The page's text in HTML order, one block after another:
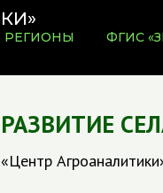
РЕГИОНЫ ФГИС
РАЗВИТИЕ
«Центр